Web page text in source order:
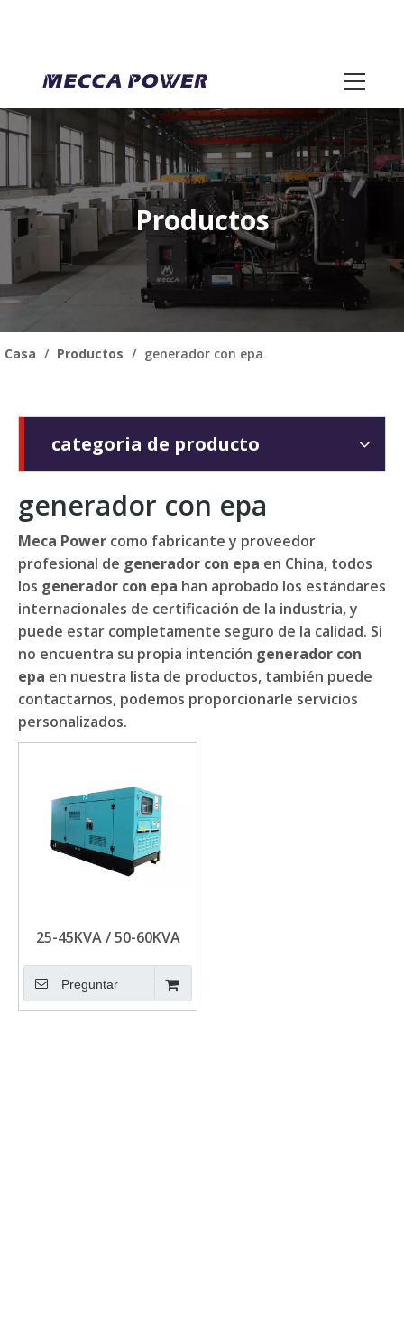
Productos
Casa / Productos / generador con epa
categoria de producto
generador con epa
Meca Power como fabricante y proveedor
profesional de generador con epa en China, todos
los generador con epa han aprobado los estándares
internacionales de certificación de la industria, y
puede estar completamente seguro de la calidad. Si
no encuentra su propia intención generador con
epa en nuestra lista de productos, también puede
contactarnos, podemos proporcionarle servicios
personalizados.
25-45KVA / 50-60KVA
AULING AOLDING ISUZU
DIESEL GENERADOR
Preguntar